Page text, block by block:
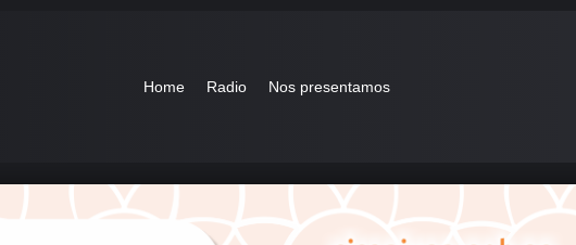
Home Radio Nos presentamos